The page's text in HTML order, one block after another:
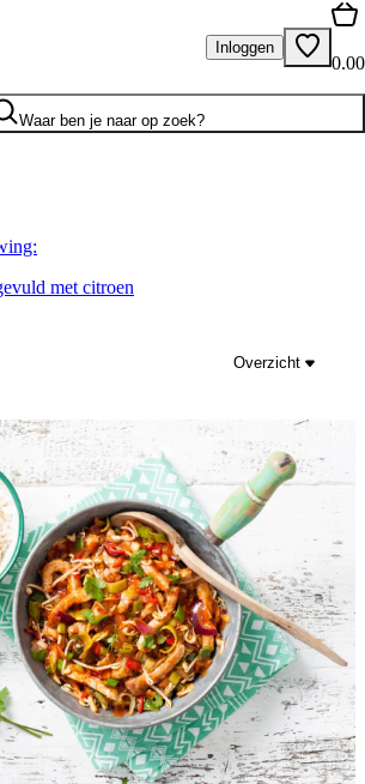
Inloggen
0.00
Waar ben je naar op zoek?
met citroen
Overzicht